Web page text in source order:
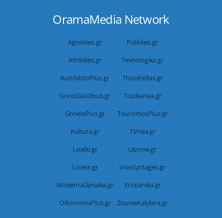
OramaMedia Network
Agrotikes.gr
Politikes.gr
Athlitikes.gr
Texnologika.gr
AutoMotoPlus.gr
Thisishellas.gr
GnosiGiaOlous.gr
Topikanea.gr
GoneisPlus.gr
TourismosPlus.gr
Kultura.gr
TVnea.gr
Loatki.gr
Upnow.gr
Loveis.gr
VresSyntages.gr
ModernaGynaika.gr
Xristianika.gr
OikonomiaPlus.gr
ZoumeKalytera.gr